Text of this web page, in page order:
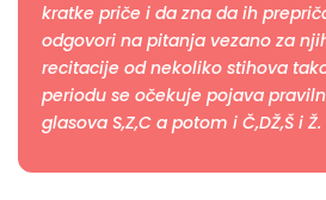
kratke priče i da zna da ih
odgovori na pitanja vezano za
recitacije od nekoliko stihova
periodu se očekuje pojava
glasova S,Z,C a potom i Č,DŽ,Š i Ž.